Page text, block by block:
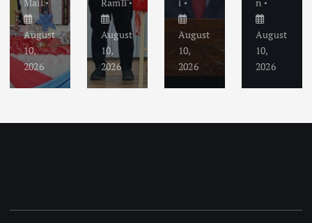
August
10,
2026
August
10,
2026
August
10,
2026
August
10,
2026